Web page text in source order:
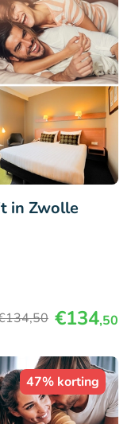
in Zwolle
,50 €134,50
47% korting